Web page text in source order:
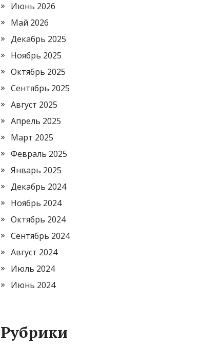
Июнь 2026
Май 2026
Декабрь 2025
Ноябрь 2025
Октябрь 2025
Сентябрь 2025
Август 2025
Апрель 2025
Март 2025
Февраль 2025
Январь 2025
Декабрь 2024
Ноябрь 2024
Октябрь 2024
Сентябрь 2024
Август 2024
Июль 2024
Июнь 2024
Рубрики